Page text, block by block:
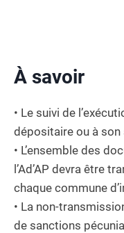
À savoir
• Le suivi de
dépositaire ou à
• L’ensemble des
l’Ad’AP devra être
chaque commune
• La non-
de sanctions